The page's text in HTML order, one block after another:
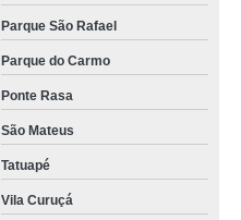
Parque São Rafael
Parque do Carmo
Ponte Rasa
São Mateus
Tatuapé
Vila Curuçá